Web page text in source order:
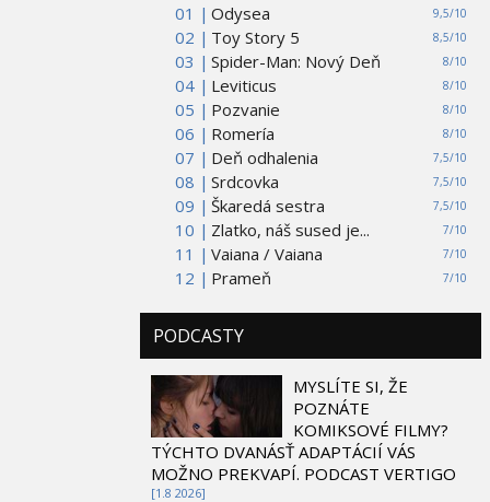
01 | 9,5/10
Odysea
02 |
8,5/10
Toy Story 5
03 |
8/10
Spider-Man: Nový Deň
04 |
8/10
Leviticus
05 |
8/10
Pozvanie
06 |
8/10
Romería
07 |
7,5/10
Deň odhalenia
08 |
7,5/10
Srdcovka
09 |
7,5/10
Škaredá sestra
10 |
7/10
Zlatko, náš sused je...
11 |
7/10
Vaiana / Vaiana
12 |
7/10
Prameň
PODCASTY
MYSLÍTE SI, ŽE
POZNÁTE
KOMIKSOVÉ FILMY?
TÝCHTO DVANÁSŤ ADAPTÁCIÍ VÁS
MOŽNO PREKVAPÍ. PODCAST VERTIGO
[1.8 2026]